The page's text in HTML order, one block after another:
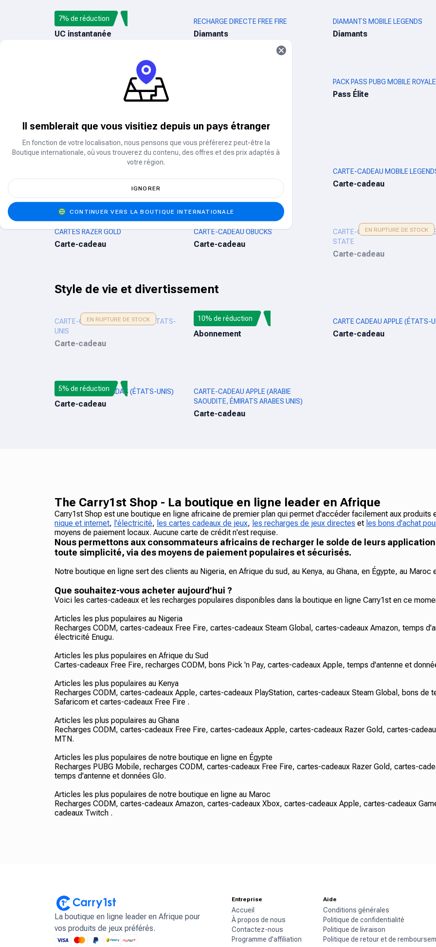
PUBG MOBILE UC
UC instantanée
7% de réduction RECHARGE DIRECTE FREE FIRE
Diamants
DIAMANTS MOBILE LEGENDS
Diamants
PASSE CRÉPUSCULE ET DIAMANTS
HEBDOMADAIRES MOBILE LEGENDS
PACK PASS PUBG MOBILE ROYALE
Pass Élite
Bons d'achat pour cartes-cadeaux de jeux
CARTE-CADEAU MOBILE
Carte-cadeau
CARTES RAZER GOLD
Carte-cadeau
CARTE-CADEAU OBUCKS
Carte-cadeau
CARTE-CADEAU MOBILE PUBG
STATE
Carte-cadeau
EN RUPTURE DE STOCK
Style de vie et divertissement
CARTE-CADEAU GOOGLE PLAY ÉTATS-
UNIS
Carte-cadeau
EN RUPTURE DE STOCK AUDIOMACK
Abonnement
10% de réduction CARTE CADEAU APPLE (ÉTATS-
Carte-cadeau
CARTE CADEAU ADIDAS (ÉTATS-UNIS)
Carte-cadeau
5% de réduction
CARTE-CADEAU APPLE (ARABIE
SAOUDITE, ÉMIRATS ARABES UNIS)
Carte-cadeau
The Carry1st Shop - La boutique en ligne leader en Afrique
Carry1st Shop est une boutique en ligne africaine de premier plan qui permet d'accéder facilement aux
nique et internet, l'électricité, les cartes cadeaux de jeux, les recharges de jeux directes et les bons d'achat
moyens de paiement locaux. Aucune carte de crédit n'est requise.
Nous permettons aux consommateurs africains de recharger le solde de leurs
toute simplicité, via des moyens de paiement populaires et sécurisés.
Notre boutique en ligne sert des clients au Nigeria, en Afrique du sud, au Kenya, au Ghana, en Égypte, au Maroc
Que souhaitez-vous acheter aujourd’hui ?
Voici les cartes-cadeaux et les recharges populaires disponibles dans la boutique en ligne Carry1st en ce
Articles les plus populaires au Nigeria
Recharges CODM, cartes-cadeaux Free Fire, cartes-cadeaux Steam Global, cartes-cadeaux Amazon, temps
électricité Enugu.
Articles les plus populaires en Afrique du Sud
Cartes-cadeaux Free Fire, recharges CODM, bons Pick 'n Pay, cartes-cadeaux Apple, temps d'antenne et
Articles les plus populaires au Kenya
Recharges CODM, cartes-cadeaux Apple, cartes-cadeaux PlayStation, cartes-cadeaux Steam Global, bons de
Safaricom et cartes-cadeaux Free Fire .
Articles les plus populaires au Ghana
Recharges CODM, cartes-cadeaux Free Fire, cartes-cadeaux Apple, cartes-cadeaux Razer Gold, cartes-
MTN.
Articles les plus populaires de notre boutique en ligne en Égypte
Recharges PUBG Mobile, recharges CODM, cartes-cadeaux Free Fire, cartes-cadeaux Razer Gold, cartes-
temps d'antenne et données Glo.
Articles les plus populaires de notre boutique en ligne au Maroc
Recharges CODM, cartes-cadeaux Amazon, cartes-cadeaux Xbox, cartes-cadeaux Apple, cartes-cadeaux
cadeaux Twitch .
La boutique en ligne leader en Afrique pour
vos produits de jeux préférés.
Entreprise
Accueil
À propos de nous
Contactez-nous
Programme d'affiliation
Aide
Conditions générales
Politique de confidentialité
Politique de livraison
Politique de retour et de
Il semblerait que vous visitiez depuis un pays étranger
En fonction de votre localisation, nous pensons que vous préférerez peut-être la
Boutique internationale, où vous trouverez du contenu, des offres et des prix adaptés à
votre région.
IGNORER
CONTINUER VERS LA BOUTIQUE INTERNATIONALE